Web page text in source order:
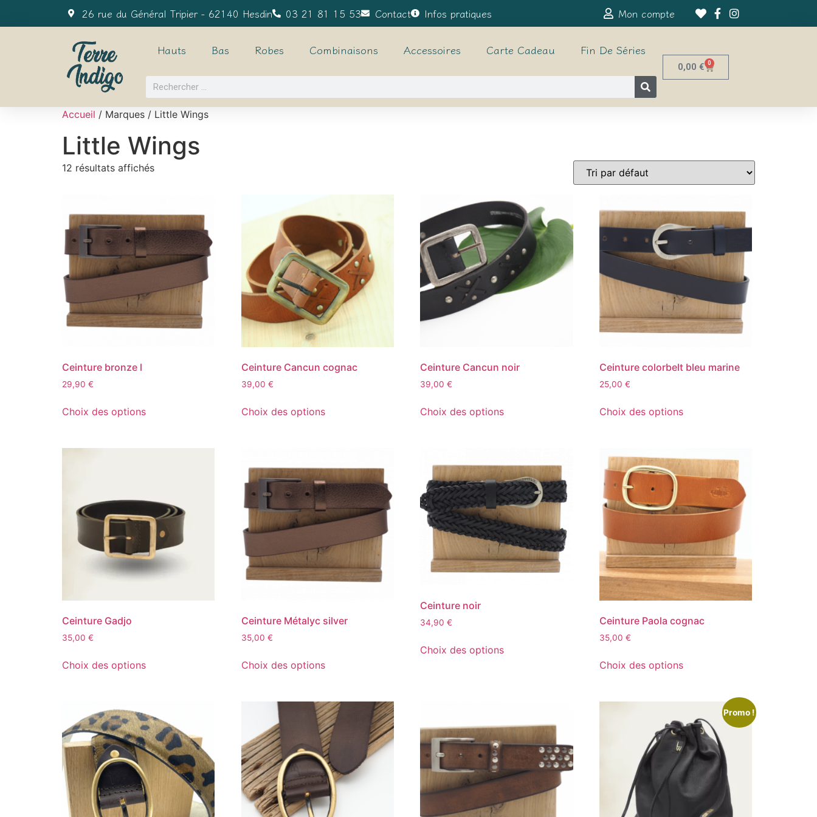
26 rue du Général Tripier - 62140 Hesdin 03 21 81 15 53 Contact Infos pratiques Mon compte
Hauts Bas Robes Combinaisons Accessoires Carte Cadeau Fin De Séries
0,00 € 0
Accueil / Marques / Little Wings
Little Wings
12 résultats affichés
Ceinture bronze l
29,90 €
Choix des options
Ceinture Cancun cognac
39,00 €
Choix des options
Ceinture Cancun noir
39,00€
Choix des options
Ceinture colorbelt bleu marine
25,00€
Choix des options
Ceinture Gadjo
35,00 €
Choix des options
Ceinture Métalyc silver
35,00 €
Choix des options
Ceinture noir
34,90€
Choix des options
Ceinture Paola cognac
35,00€
Choix des options
Promo !